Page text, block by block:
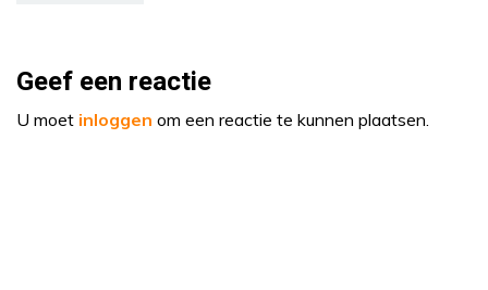
Geef een reactie
U moet inloggen om een reactie te kunnen plaatsen.